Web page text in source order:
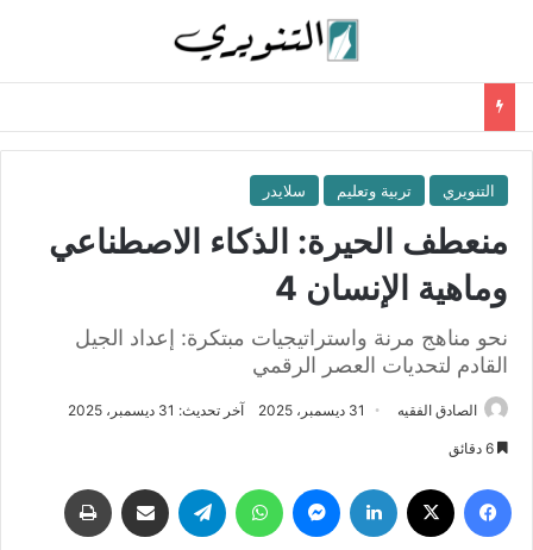
التنويري تربية وتعليم سلايدر
منعطف الحيرة: الذكاء الاصطناعي
وماهية الإنسان 4
نحو مناهج مرنة واستراتيجيات مبتكرة: إعداد الجيل
القادم لتحديات العصر الرقمي
الصادق الفقيه 31 ديسمبر، 2025 آخر تحديث: 31 ديسمبر، 2025
فيسبوك لينكدإن ماسنجر واتساب تيلقرام مشاركة عبر البريد